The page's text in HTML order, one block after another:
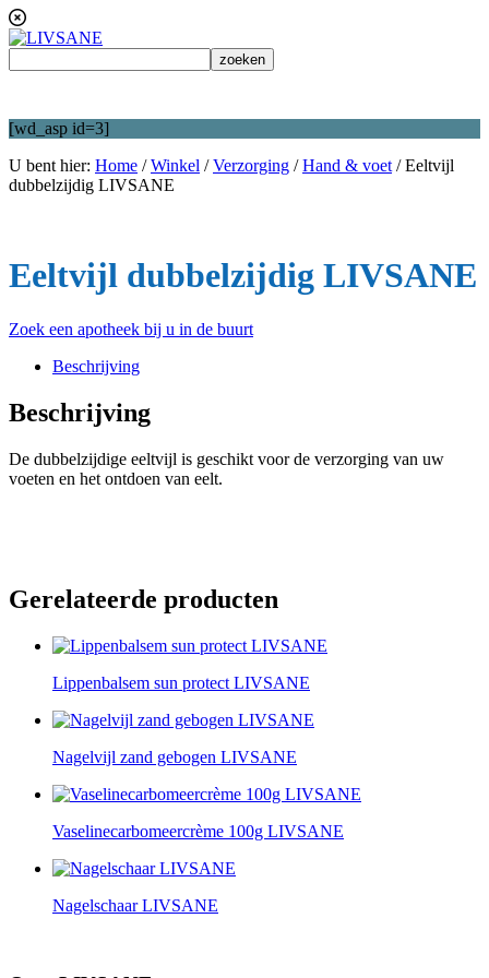
[wd_asp id=3]
U bent hier: Home /Winkel /Verzorging /Hand & voet /Eeltvijl
dubbelzijdig LIVSANE
Eeltvijl dubbelzijdig LIVSANE
Zoek een apotheek bij u in de buurt
Beschrijving
Beschrijving
De dubbelzijdige eeltvijl is geschikt voor de verzorging van uw
voeten en het ontdoen van eelt.
Gerelateerde producten
Lippenbalsem sun protect LIVSANE
Nagelvijl zand gebogen LIVSANE
Vaselinecarbomeercrème 100g LIVSANE
Nagelschaar LIVSANE